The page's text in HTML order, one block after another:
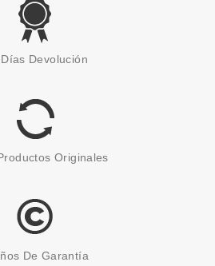
Devolución
Originales
De Garantía